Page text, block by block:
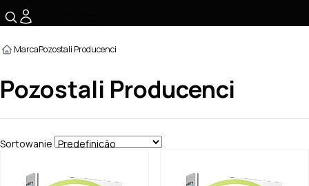
MarcaPozostali Producenci
Pozostali Producenci
Sortowanie